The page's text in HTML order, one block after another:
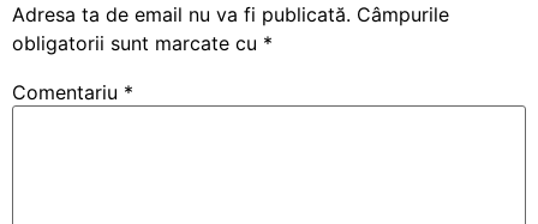
Adresa ta de email nu va fi publicată. Câmpurile
obligatorii sunt marcate cu *
Comentariu *